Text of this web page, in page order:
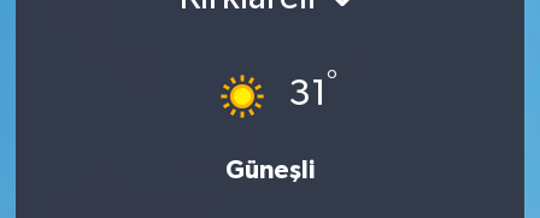
31 °
Güneşli